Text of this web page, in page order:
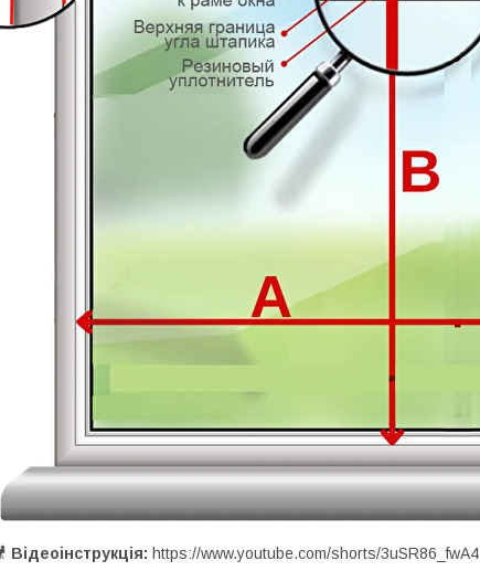
Відеоінструкція: https://www.youtube.com/shorts/3uSR86_fwA4